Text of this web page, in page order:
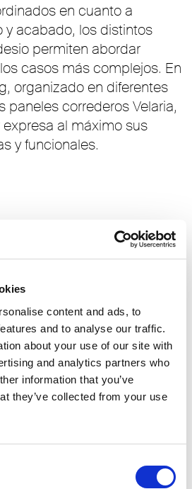
content and ads, to
and to analyse our traffic.
about your use of our site with
and analytics partners who
information that you’ve
they’ve collected from your use
en cuanto a
acabado, los distintos
permiten abordar
casos más complejos. En
organizado en diferentes
paneles correderos Velaria,
al máximo sus
y funcionales.